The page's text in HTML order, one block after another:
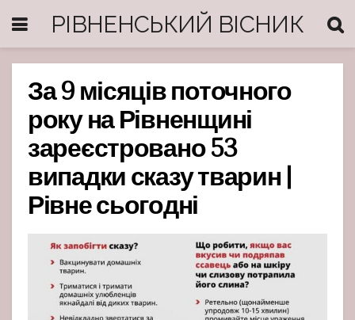
РІВНЕНСЬКИЙ ВІСНИК
За 9 місяців поточного
року на Рівненщині
зареєстровано 53
випадки сказу тварин |
Рівне сьогодні